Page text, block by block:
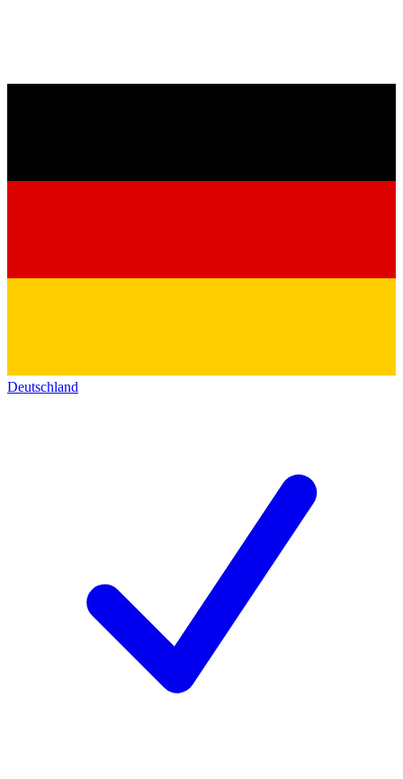
Deutschland